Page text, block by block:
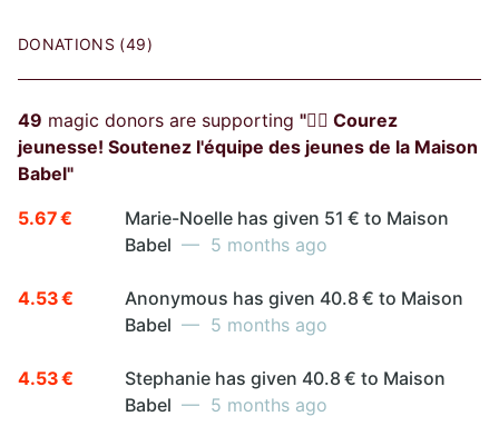
DONATIONS (49)
49 magic donors are supporting "🏃‍♂️ Courez
jeunesse! Soutenez l'équipe des jeunes de la Maison
Babel"
5.67 €
Marie-Noelle has given 51 € to Maison
Babel — 5 months ago
4.53 €
Anonymous has given 40.8 € to Maison
Babel — 5 months ago
4.53 €
Stephanie has given 40.8 € to Maison
Babel — 5 months ago